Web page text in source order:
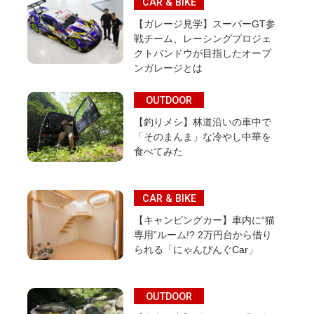
【ガレージ見学】スーパーGT参
戦チーム、レーシングプロジェ
クトバンドウが目指したオープ
ンガレージとは
OUTDOOR
【釣りメシ】林道沿いの車中で
「そのまんま」な冷やし中華を
食べてみた
CAR & BIKE
【キャンピングカー】車内に“猫
専用”ルーム!? 2万円台から借り
られる「にゃんぴんぐCar」
OUTDOOR